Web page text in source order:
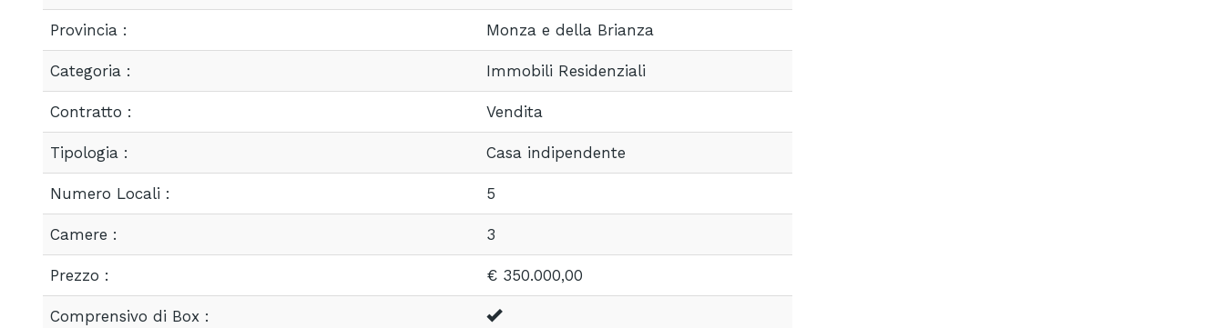
Provincia : Monza e della Brianza
Categoria : Immobili Residenziali
Contratto : Vendita
Tipologia : Casa indipendente
Numero Locali : 5
Camere : 3
Prezzo : € 350.000,00
Comprensivo di Box :